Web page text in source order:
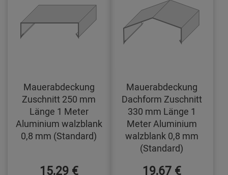
Mauerabdeckung
Zuschnitt 250 mm
Länge 1 Meter
Aluminium walzblank
0,8 mm (Standard)
15,29 €
Mauerabdeckung
Dachform Zuschnitt
330 mm Länge 1
Meter Aluminium
walzblank 0,8 mm
(Standard)
19,67 €